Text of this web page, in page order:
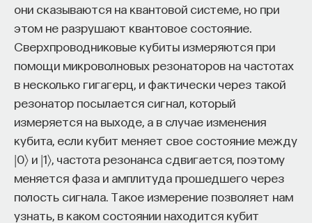
они сказываются на квантовой системе, но при
этом не разрушают квантовое состояние.
Сверхпроводниковые кубиты измеряются при
помощи микроволновых резонаторов на частотах
в несколько гигагерц, и фактически через такой
резонатор посылается сигнал, который
измеряется на выходе, а в случае изменения
кубита, если кубит меняет свое состояние между
|0〉 и |1〉, частота резонанса сдвигается, поэтому
меняется фаза и амплитуда прошедшего через
полость сигнала. Такое измерение позволяет нам
узнать, в каком состоянии находится кубит